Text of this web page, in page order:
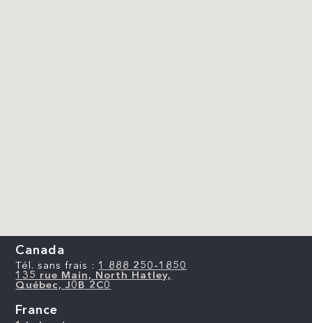
Canada
Tél. sans frais : 1 888 250-1850
135 rue Main, North Hatley,
Québec, J0B 2C0
France